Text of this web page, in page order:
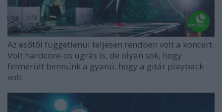
Az esőtől függetlenül teljesen rendben volt a koncert.
Volt hardcore-os ugrás is, de olyan sok, hogy
felmerült bennünk a gyanú, hogy a gitár playback
volt.